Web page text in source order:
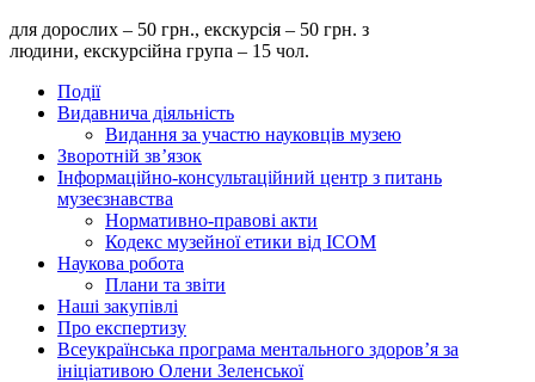
для дорослих – 50 грн., екскурсія – 50 грн. з
людини, екскурсійна група – 15 чол.
Події
Видавнича діяльність
Видання за участю науковців музею
Зворотній зв’язок
Інформаційно-консультаційний центр з питань
музеєзнавства
Нормативно-правові акти
Кодекс музейної етики від ІСОМ
Наукова робота
Плани та звіти
Наші закупівлі
Про експертизу
Всеукраїнська програма ментального здоров’я за
ініціативою Олени Зеленської